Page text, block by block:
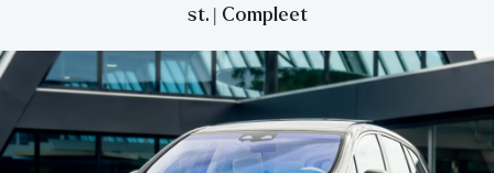
st. | Compleet